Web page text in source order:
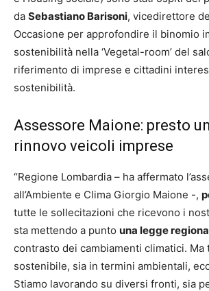
da Sebastiano Barisoni, vicedirettore de
Occasione per approfondire il binomio
sostenibilità nella ‘Vegetal-room’ del
riferimento di imprese e cittadini
sostenibilità.
Assessore Maione: presto
rinnovo veicoli imprese
“Regione Lombardia – ha affermato
all’Ambiente e Clima Giorgio Maione -,
tutte le sollecitazioni che ricevono i
sta mettendo a punto una legge
contrasto dei cambiamenti climatici. Ma
sostenibile, sia in termini ambientali,
Stiamo lavorando su diversi fronti, sia